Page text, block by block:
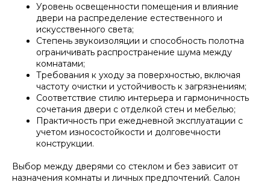
Уровень освещенности помещения и влияние
двери на распределение естественного и
искусственного света;
Степень звукоизоляции и способность полотна
ограничивать распространение шума между
комнатами;
Требования к уходу за поверхностью, включая
частоту очистки и устойчивость к загрязнениям;
Соответствие стилю интерьера и гармоничность
сочетания двери с отделкой стен и мебелью;
Практичность при ежедневной эксплуатации с
учетом износостойкости и долговечности
конструкции.
Выбор между дверями со стеклом и без зависит от
назначения комнаты и личных предпочтений. Салон